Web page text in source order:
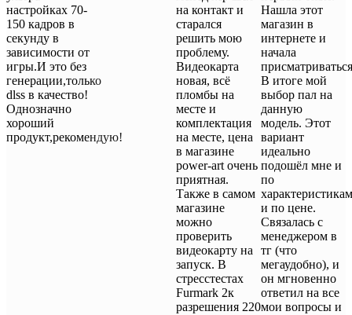
настройках 70-
150 кадров в
секунду в
зависимости от
игры.И это без
генерации,только
dlss в качество!
Однозначно
хороший
продукт,рекомендую!
на контакт и
старался
решить мою
проблему.
Видеокарта
новая, всё
пломбы на
месте и
комплектация
на месте, цена
в магазине
power-art очень
приятная.
Также в самом
магазине
можно
проверить
видеокарту на
запуск. В
стресстестах
Furmark 2к
разрешения 220
Нашла этот
магазин в
интернете и
начала
В итоге мой
выбор пал на
данную
модель. Этот
вариант
идеально
подошёл мне и
по
и по цене.
Связалась с
менеджером в
тг (что
мегаудобно), и
он мгновенно
ответил на все
мои вопросы и